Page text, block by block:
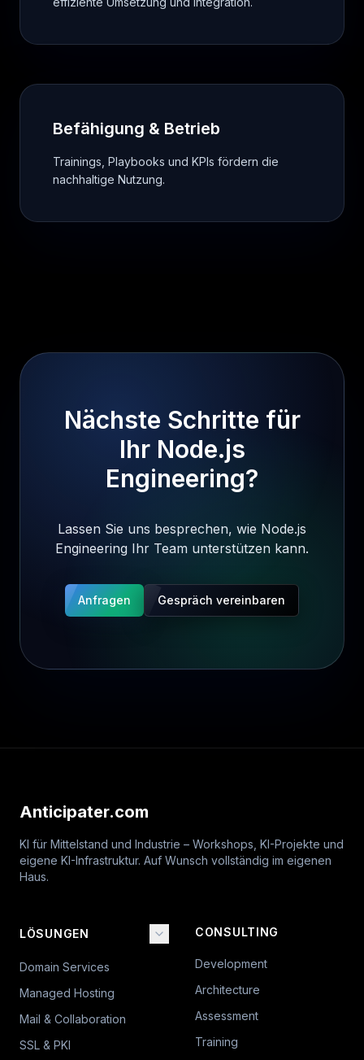
Befähigung & Betrieb
Trainings, Playbooks und KPIs fördern die
nachhaltige Nutzung.
Nächste Schritte für
Ihr Node.js
Engineering?
Lassen Sie uns besprechen, wie Node.js
Engineering Ihr Team unterstützen kann.
Anfragen Gespräch vereinbaren
Anticipater.com
KI für Mittelstand und Industrie – Workshops, KI-Projekte und
eigene KI-Infrastruktur. Auf Wunsch vollständig im eigenen
Haus.
LÖSUNGEN
Domain Services
Managed Hosting
Mail & Collaboration
SSL & PKI
CONSULTING
Development
Architecture
Assessment
Training